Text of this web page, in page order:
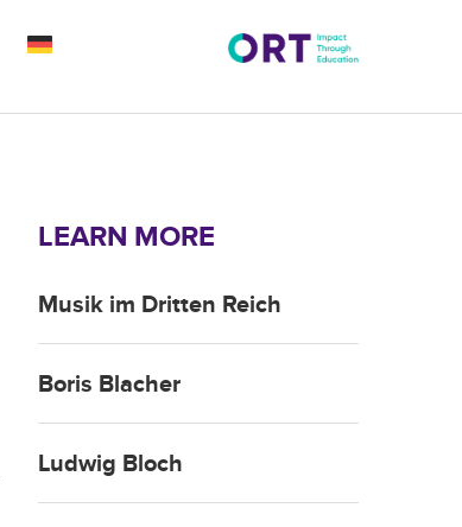
LEARN MORE
Musik im Dritten Reich
Boris Blacher
Ludwig Bloch